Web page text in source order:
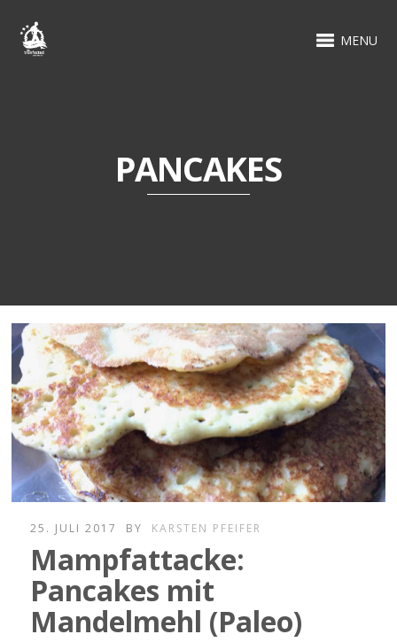
MENU
PANCAKES
25. JULI 2017 BY KARSTEN PFEIFER
Mampfattacke:
Pancakes mit
Mandelmehl (Paleo)